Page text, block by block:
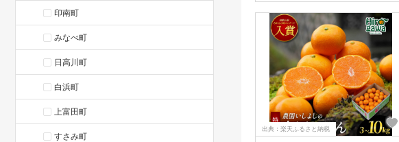
印南町
みなべ町
日高川町
白浜町
上富田町
すさみ町
出典：楽天ふるさと納税